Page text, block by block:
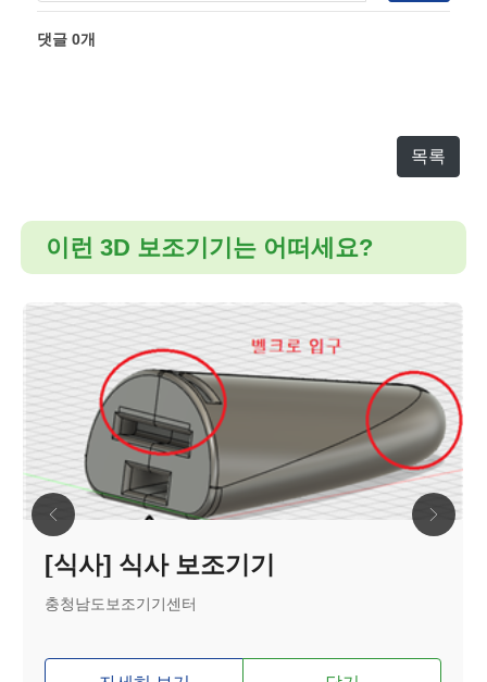
댓글0개
목록
이런 3D 보조기기는 어떠세요?
[식사] 식사 보조기기
충청남도보조기기센터